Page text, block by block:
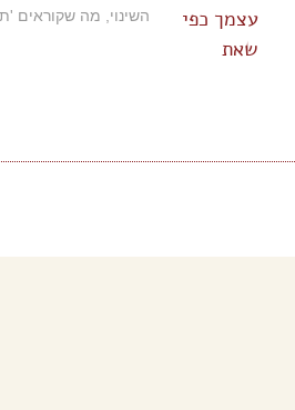
השינוי, מה שקוראים